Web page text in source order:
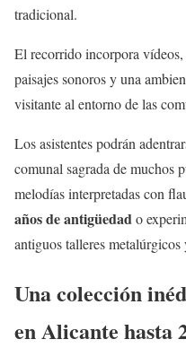
tradicional.
El recorrido incorpora
paisajes sonoros y una
visitante al entorno de las
Los asistentes podrán
comunal sagrada de muchos
melodías interpretadas con
años de antigüedado
antiguos talleres
Una colección
en Alicante hasta